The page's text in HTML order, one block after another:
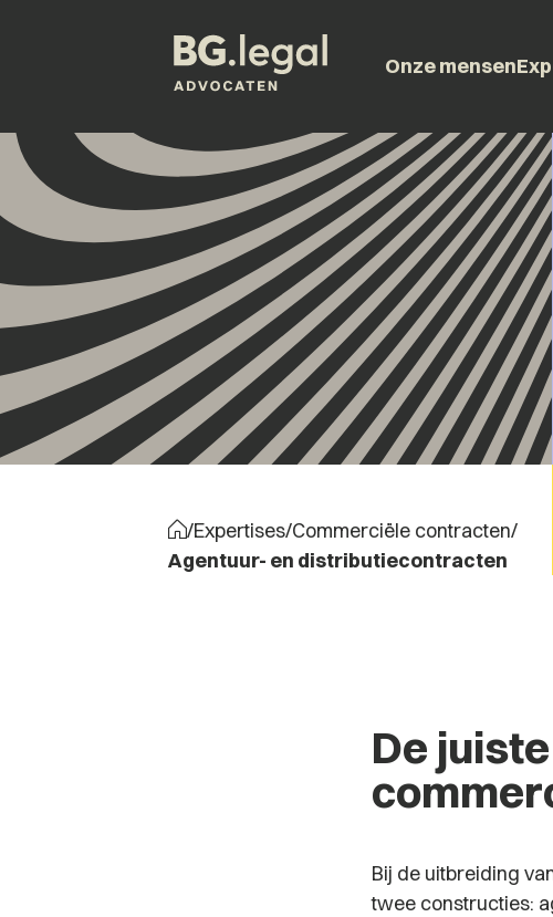
Onze mensen
/Expertises/Commerciële contracten/
Agentuur- en distributiecontracten
De
Bij de uitbreiding
twee constructies: